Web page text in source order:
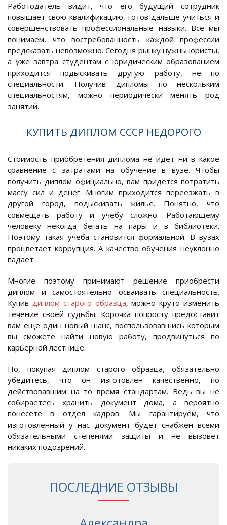
Работодатель видит, что его будущий сотрудник
повышает свою квалификацию, готов дальше учиться и
совершенствовать профессиональные навыки. Все мы
понимаем, что востребованность каждой профессии
предсказать невозможно. Сегодня рынку нужны юристы,
а уже завтра студентам с юридическим образованием
приходится подыскивать другую работу, не по
специальности. Получив дипломы по нескольким
специальностям, можно периодически менять род
занятий.
КУПИТЬ ДИПЛОМ СССР НЕДОРОГО
Стоимость приобретения диплома не идет ни в какое
сравнение с затратами на обучение в вузе. Чтобы
получить диплом официально, вам придется потратить
массу сил и денег. Многим приходится переезжать в
другой город, подыскивать жилье. Понятно, что
совмещать работу и учебу сложно. Работающему
человеку некогда бегать на пары и в библиотеки.
Поэтому такая учеба становится формальной. В вузах
процветает коррупция. А качество обучения неуклонно
падает.
Многие поэтому принимают решение приобрести
диплом и самостоятельно осваивать специальность.
Купив диплом старого образца, можно круто изменить
течение своей судьбы. Корочка попросту предоставит
вам еще один новый шанс, воспользовавшись которым
вы сможете найти новую работу, продвинуться по
карьерной лестнице.
Но, покупая диплом старого образца, обязательно
убедитесь, что он изготовлен качественно, по
действовавшим на то время стандартам. Ведь вы не
собираетесь хранить документ дома, а вероятно
понесете в отдел кадров. Мы гарантируем, что
изготовленный у нас документ будет снабжен всеми
обязательными степенями защиты и не вызовет
никаких подозрений.
ПОСЛЕДНИЕ ОТЗЫВЫ